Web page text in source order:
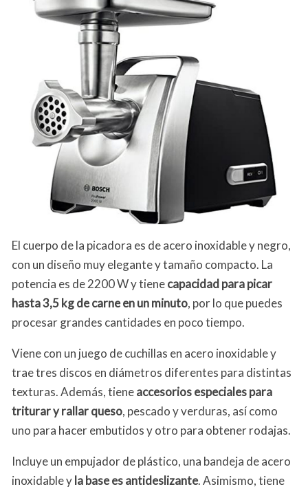
El cuerpo de la picadora es de acero inoxidable y negro,
con un diseño muy elegante y tamaño compacto. La
potencia es de 2200 W y tienecapacidad para picar
hasta 3,5 kg de carne en un minuto, por lo que puedes
procesar grandes cantidades en poco tiempo.
Viene con un juego de cuchillas en acero inoxidable y
trae tres discos en diámetros diferentes para distintas
texturas. Además, tieneaccesorios especiales para
triturar y rallar queso, pescado y verduras, así como
uno para hacer embutidos y otro para obtener rodajas.
Incluye un empujador de plástico, una bandeja de acero
inoxidable yla base es antideslizante. Asimismo, tiene